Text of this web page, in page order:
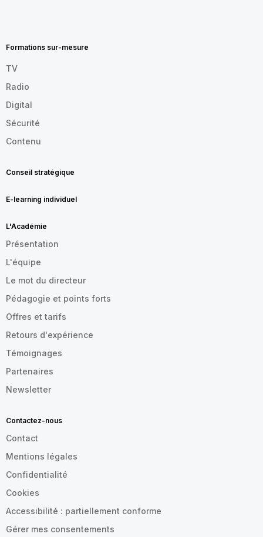
FR
Formations sur-mesure
TV
Radio
Digital
Sécurité
Contenu
Conseil stratégique
E-learning individuel
L'Académie
Présentation
L'équipe
Le mot du directeur
Pédagogie et points forts
Offres et tarifs
Retours d'expérience
Témoignages
Partenaires
Newsletter
Contactez-nous
Contact
Mentions légales
Confidentialité
Cookies
Accessibilité : partiellement conforme
Gérer mes consentements